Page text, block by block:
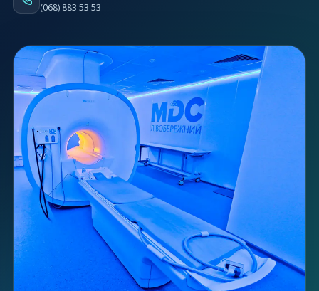
(068) 883 53 53